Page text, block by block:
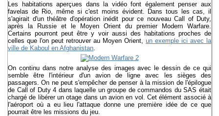
Les habitations aperçues dans la vidéo font également penser aux
favelas de Rio, même si c'est moins évident. Dans tous les cas, il
s'agirait d'un théâtre d'opération inédit pour ce nouveau Call of Duty,
après la Russie et le Moyen Orient du premier Modern Warfare.
Certains pourront peut être y voir aussi des habitations proches de
celles que l'on peut retrouver au Moyen Orient, un exemple ici avec la
ville de Kaboul en Afghanistan.
On continu dans notre analyse des images avec le dessin de ce qui
semble être l'intérieur d'un avion de ligne avec les sièges des
passagers. On ne peut s'empêcher de penser à la mission de l'épilogue
de Call of Duty 4 dans laquelle un groupe de commandos du SAS était
chargé de libérer un otage dans un avion en vol. Cet élément associé à
l'aéroport où a eu lieu l'attaque donne une première idée de ce que
pourrait être les missions du jeu.